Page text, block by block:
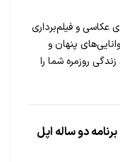
عکاسی و فیلم‌برداری
پنهان و
روزمره شما را
دو ساله اپل